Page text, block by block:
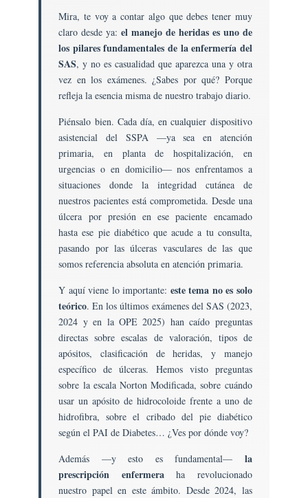
Abordaje
De
Lesiones
Asociadas
A
La
Úlceras
Vasculares,
Pie
Diabético,
Neoplásicas,
Úlceras
Arteriales
Y
Quemaduras.
Mira, te voy a contar algo que debes tener muy
claro desde ya:el manejo de heridas es uno de
los pilares fundamentales de la enfermería del
SAS, y no es casualidad que aparezca una y otra
vez en los exámenes. ¿Sabes por qué? Porque
refleja la esencia misma de nuestro trabajo diario.
Piénsalo bien. Cada día, en cualquier dispositivo
asistencial del SSPA —ya sea en atención
primaria, en planta de hospitalización, en
urgencias o en domicilio— nos enfrentamos a
situaciones donde la integridad cutánea de
nuestros pacientes está comprometida. Desde una
úlcera por presión en ese paciente encamado
hasta ese pie diabético que acude a tu consulta,
pasando por las úlceras vasculares de las que
somos referencia absoluta en atención primaria.
Y aquí viene lo importante: este tema no es solo
teórico. En los últimos exámenes del SAS (2023,
2024 y en la OPE 2025) han caído preguntas
directas sobre escalas de valoración, tipos de
apósitos, clasificación de heridas, y manejo
específico de úlceras. Hemos visto preguntas
sobre la escala Norton Modificada, sobre cuándo
usar un apósito de hidrocoloide frente a uno de
hidrofibra, sobre el cribado del pie diabético
según el PAI de Diabetes… ¿Ves por dónde voy?
Además —y esto es fundamental— la
prescripción enfermeraha revolucionado
nuestro papel en este ámbito. Desde 2024, las